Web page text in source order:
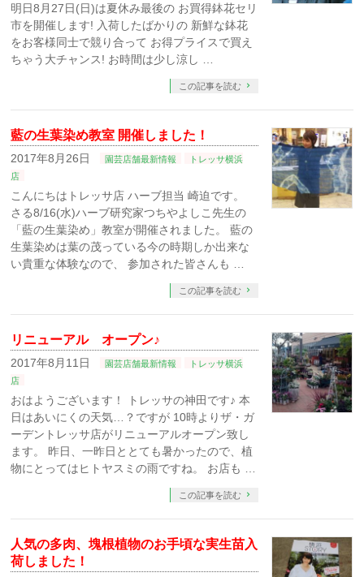
明日8月27日(日)は夏休み最後の お買得鉢花セリ
市を開催します! 入荷したばかりの 新鮮な鉢花
をお客様同士で競り合って お得プライスで買え
ちゃう大チャンス! お時間は少し涼し …
この記事を読む
藍の生葉染め教室 開催しました！
2017年8月26日 園芸店舗最新情報
トレッサ横浜
店
こんにちはトレッサ店 ハーブ担当 崎迫です。
さる8/16(水)ハーブ研究家つちやよしこ先生の
「藍の生葉染め」教室が開催されました。 藍の
生葉染めは葉の茂っている今の時期しか出来な
い貴重な体験なので、 参加された皆さんも …
この記事を読む
リニューアル オープン♪
2017年8月11日 園芸店舗最新情報
トレッサ横浜
店
おはようございます！ トレッサの神田です♪ 本
日はあいにくの天気…？ですが 10時よりザ・ガ
ーデントレッサ店がリニューアルオープン致し
ます。 昨日、一昨日ととても暑かったので、植
物にとってはヒトヤスミの雨ですね。 お店も …
この記事を読む
人気の多肉、塊根植物のお手頃な実生苗入
荷しました！